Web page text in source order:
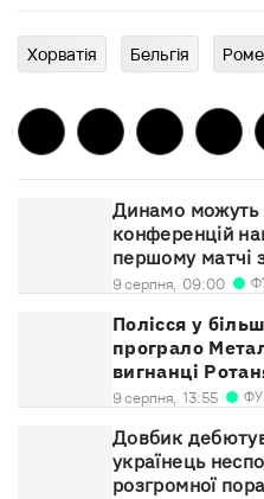
Хорватія Бельгія
Динамо можуть
конференцій
першому матчі
9 серпня, 09:00
Полісся у
програло
вигнанці
9 серпня, 13:55
Довбик
українець
розгромної